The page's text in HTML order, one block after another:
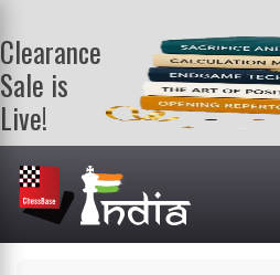
Clearance
Sale is
Live!
Get a FREE
book on
purchasing 2
or more
books. Valid